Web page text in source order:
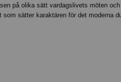
på olika sätt vardagslivets möten och
sätter karaktären för det moderna